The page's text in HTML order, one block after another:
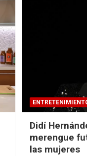
Didí
merengue
las mujeres